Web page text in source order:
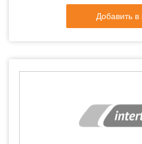
Добавить в